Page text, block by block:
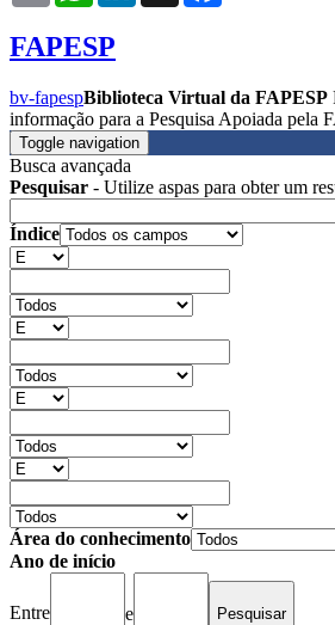
FAPESP
bv-fapespBiblioteca Virtual da FAPESP
informação para a Pesquisa Apoiada pela
Toggle navigation
Busca avançada
Pesquisar - Utilize aspas para obter um
Índice
Área do conhecimento
Ano de início
Entre e